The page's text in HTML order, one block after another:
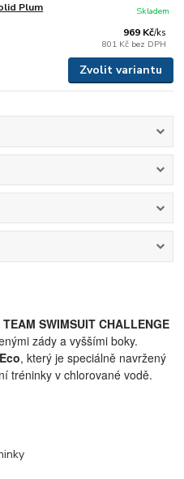
Plum
969 Kč/ks
801 Kč bez DPH
Skladem
Zvolit variantu
SWIMSUIT CHALLENGE
zády a vyššími boky.
, který je speciálně navržený
tréninky v chlorované vodě.